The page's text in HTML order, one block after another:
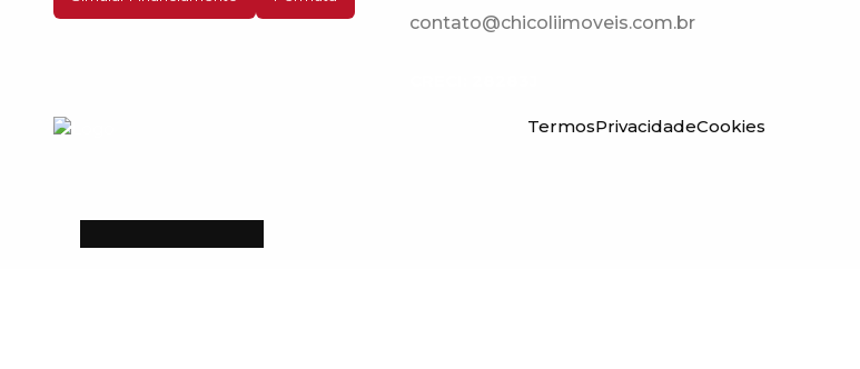
contato@chicoliimoveis.com.br
TermosPrivacidadeCookies